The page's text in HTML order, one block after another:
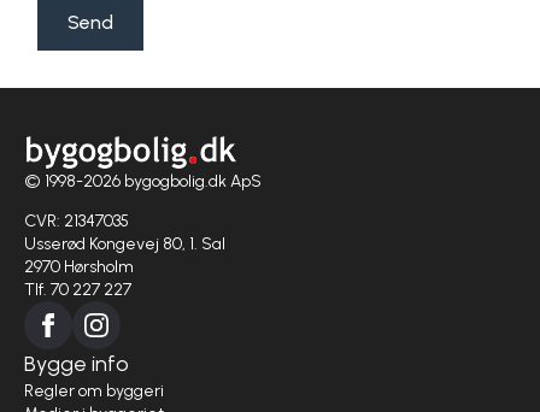
Send
© 1998-2026 bygogbolig.dk ApS
CVR: 21347035
Usserød Kongevej 80, 1. Sal
2970 Hørsholm
Tlf. 70 227 227
Bygge info
Regler om byggeri